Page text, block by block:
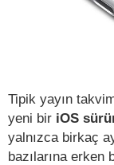
Tipik yayın
yeni bir iOS
yalnızca birkaç
bazılarına erken